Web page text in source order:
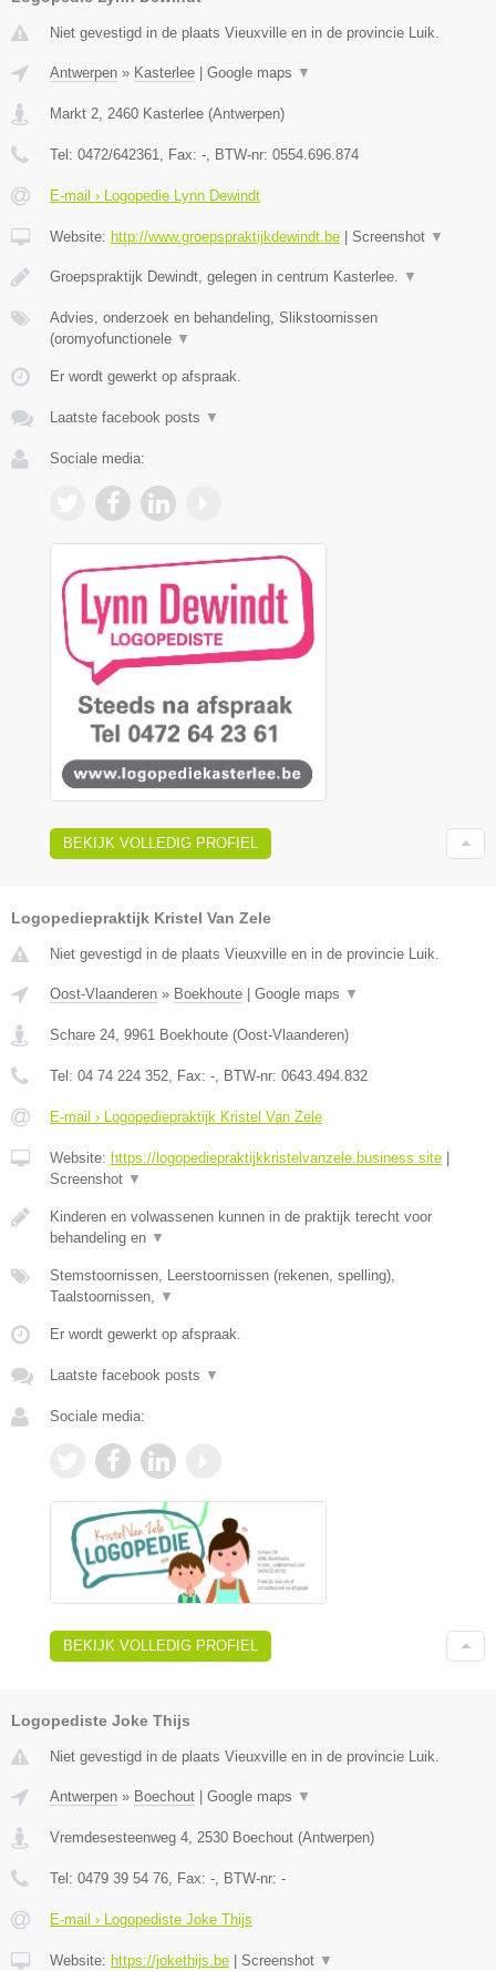
Niet gevestigd in de plaats Vieuxville en in de provincie Luik.
Antwerpen » Kasterlee | Google maps ▼
Markt 2 2460 Kasterlee (Antwerpen)
Tel: 0472/642361 , Fax: - , BTW-nr: 0554.696.874
E-mail › Logopedie Lynn Dewindt
Website: http://www.groepspraktijkdewindt.be | Screenshot ▼
Groepspraktijk Dewindt, gelegen in centrum Kasterlee. ▼
Advies, onderzoek en behandeling, Slikstoornissen
(oromyofunctionele ▼
Er wordt gewerkt op afspraak.
Laatste facebook posts ▼
Sociale media:
BEKIJK VOLLEDIG PROFIEL
Logopediepraktijk Kristel Van Zele
Niet gevestigd in de plaats Vieuxville en in de provincie Luik.
Oost-Vlaanderen » Boekhoute Google maps ▼
Schare 24 9961 Boekhoute (Oost-Vlaanderen)
Tel: 04 74 224 352 , Fax: - , BTW-nr: 0643.494.832
E-mail › Logopediepraktijk Kristel Van Zele
Website: https://logopediepraktijkkristelvanzele.business.site
Screenshot ▼
Kinderen en volwassenen kunnen in de praktijk terecht voor
behandeling en ▼
Stemstoornissen, Leerstoornissen (rekenen, spelling),
Taalstoornissen,
▼
Er wordt gewerkt op afspraak.
Laatste facebook posts ▼
Sociale media:
BEKIJK VOLLEDIG PROFIEL
Logopediste Joke Thijs
Niet gevestigd in de plaats Vieuxville en in de provincie Luik.
Antwerpen » Boechout Google maps ▼
Vremdesesteenweg 4, 2530 Boechout (Antwerpen)
Tel: 0479 39 54 76, Fax: -, BTW-nr: -
E-mail › Logopediste Joke Thijs
Website: https://jokethijs.be Screenshot ▼